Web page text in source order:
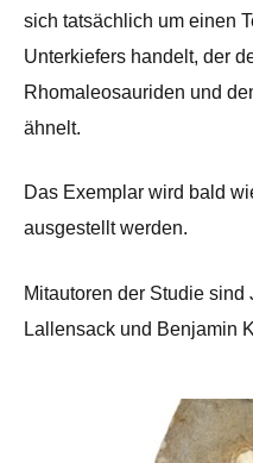
sich tatsächlich um einen
Unterkiefers handelt, der
Rhomaleosauriden und
ähnelt.
Das Exemplar wird bald
ausgestellt werden.
Mitautoren der Studie sind
Lallensack und Benjamin